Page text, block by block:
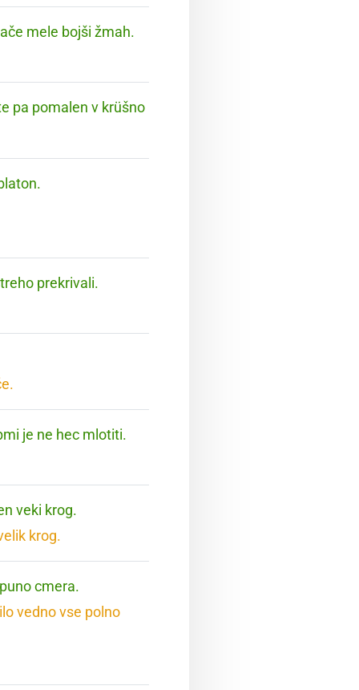
mele bojši žmah.
pa pomalen v krüšno
prekrivali.
je ne hec mlotiti.
veki krog.
krog.
cmera.
vedno vse polno